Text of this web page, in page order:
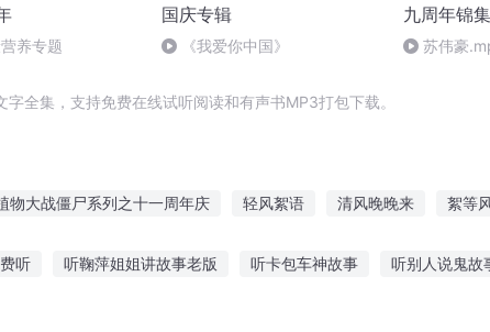
养专题
国庆专辑
《我爱你中国》
九周年锦集
苏伟豪
全集，支持免费在线试听阅读和有声书MP3打包下载。
物大战僵尸系列之十一周年庆 轻风絮语 清风晚晚来 絮等
听 听鞠萍姐姐讲故事老版 听卡包车神故事 听别人说鬼故